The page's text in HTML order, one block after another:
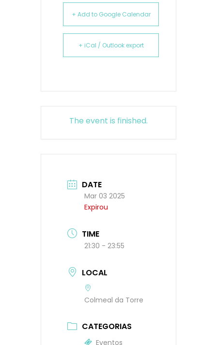
+ Add to Google Calendar
+ iCal / Outlook export
The event is finished.
DATE
Mar 03 2025
Expirou
TIME
21:30 - 23:55
LOCAL
Colmeal da Torre
CATEGORIAS
Eventos